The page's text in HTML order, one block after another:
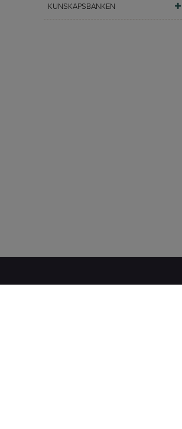
KUNSKAPSBANKEN